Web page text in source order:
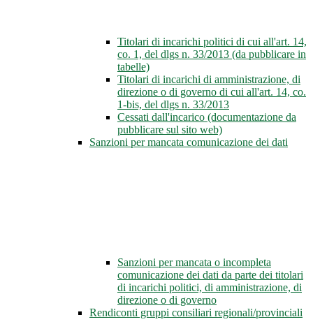
Titolari di incarichi politici di cui all'art. 14,
co. 1, del dlgs n. 33/2013 (da pubblicare in
tabelle)
Titolari di incarichi di amministrazione, di
direzione o di governo di cui all'art. 14, co.
1-bis, del dlgs n. 33/2013
Cessati dall'incarico (documentazione da
pubblicare sul sito web)
Sanzioni per mancata comunicazione dei dati
Sanzioni per mancata o incompleta
comunicazione dei dati da parte dei titolari
di incarichi politici, di amministrazione, di
direzione o di governo
Rendiconti gruppi consiliari regionali/provinciali